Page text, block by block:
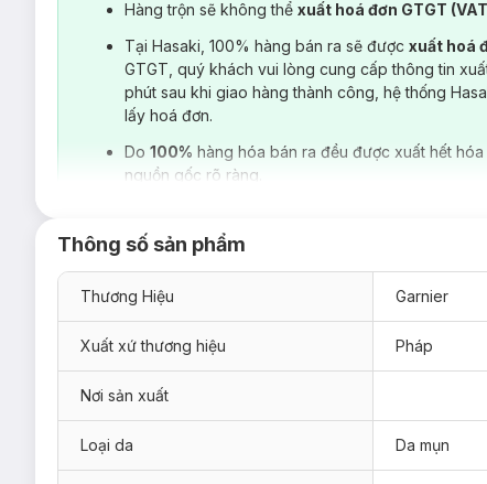
HiệnHasaki Garnier
Hàng trộn sẽ không thể xuất hoá đơn GTGT
Tại Hasaki, 100% hàng bán ra sẽ được xuất hoá
GTGT, quý khách vui lòng cung cấp thông tin
phút sau khi giao hàng thành công, hệ thống
lấy hoá đơn.
Do 100% hàng hóa bán ra đều được xuất hết
nguồn gốc rõ ràng.
Thông số sản phẩm
Thương Hiệu Garnier
Xuất xứ thương hiệu Pháp
Nơi sản xuất
Loại da Da mụn